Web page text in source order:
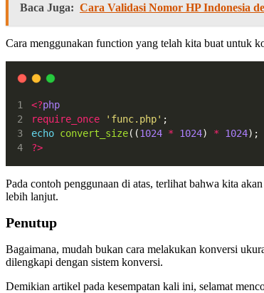
Baca Juga: Cara Validasi Nomor HP Indonesia
Cara menggunakan function yang telah kita buat untuk
<?php
require_once
'func.php' ;
echo convert_size((1024 * 1024) * 1024);
?>
Pada contoh penggunaan di atas, terlihat bahwa kita
lebih lanjut.
Penutup
Bagaimana, mudah bukan cara melakukan konversi
dilengkapi dengan sistem konversi.
Demikian artikel pada kesempatan kali ini, selamat